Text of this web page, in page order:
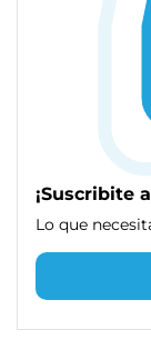
¡Suscribite
Lo que